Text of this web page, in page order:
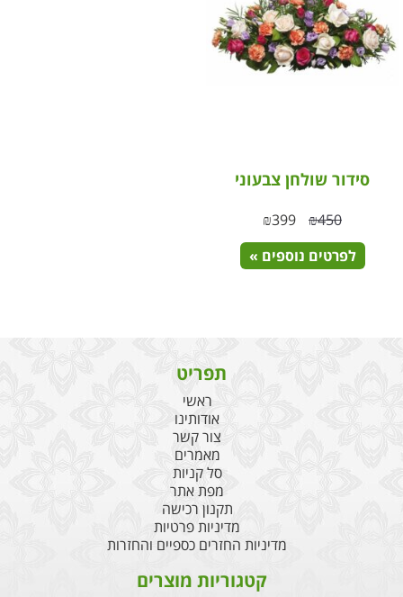
סידור שולחן צבעוני
₪450
₪399
לפרטים נוספים »
תפריט
ראשי
אודותינו
צור קשר
מאמרים
סל קניות
מפת אתר
תקנון רכישה
מדיניות פרטיות
מדיניות החזרים כספיים והחזרות
קטגוריות מוצרים